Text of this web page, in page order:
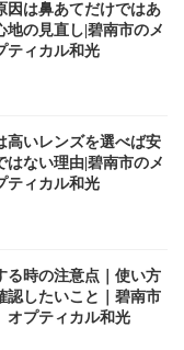
因は鼻あてだけではあ
地の見直し|碧南市のメ
ィカル和光
高いレンズを選べば安
はない理由|碧南市のメ
ィカル和光
る時の注意点｜使い方
認したいこと｜碧南市
プティカル和光